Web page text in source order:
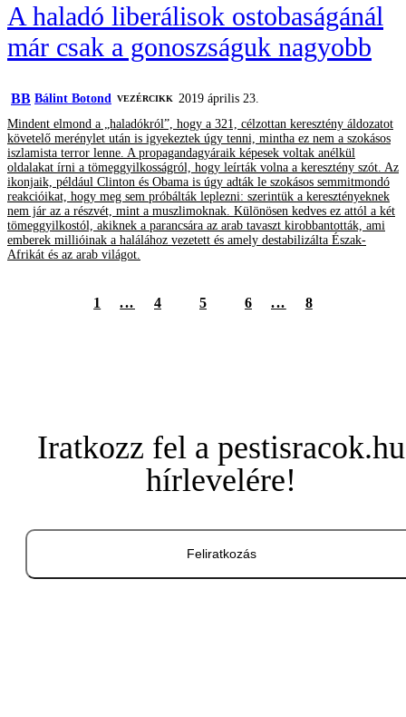
A haladó liberálisok ostobaságánál
már csak a gonoszságuk nagyobb
BB Bálint Botond VEZÉRCIKK
2019 április 23.
Mindent elmond a „haladókról”, hogy a 321, célzottan keresztény áldozatot
követelő merénylet után is igyekeztek úgy tenni, mintha ez nem a szokásos
iszlamista terror lenne. A propagandagyáraik képesek voltak anélkül
oldalakat írni a tömeggyilkosságról, hogy leírták volna a keresztény szót. Az
ikonjaik, például Clinton és Obama is úgy adták le szokásos semmitmondó
reakcióikat, hogy meg sem próbálták leplezni: szerintük a keresztényeknek
nem jár az a részvét, mint a muszlimoknak. Különösen kedves ez attól a két
tömeggyilkostól, akiknek a parancsára az arab tavaszt kirobbantották, ami
emberek millióinak a halálához vezetett és amely destabilizálta Észak-
Afrikát és az arab világot.
1 ... 4 5 6 ... 8
Iratkozz fel a pestisracok.hu
hírlevelére!
Feliratkozás